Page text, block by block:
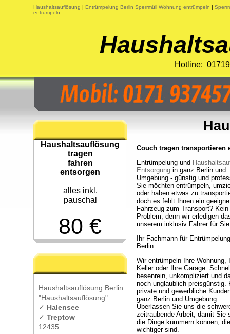
Haushaltsauflösung | Entrümpelung Berlin Sperrmüll Wohnung entrümpeln |
entrümpeln
Hotline:
Haushaltsauflösung
tragen
fahren
entsorgen
alles inkl.
pauschal
80 €
Haushaltsauflösung Berlin
"Haushaltsauflösung"
✓ Halensee
✓ Treptow
12435
Couch tragen transportieren
Entrümpelung und
Entsorgung in ganz Berlin und
Umgebung - günstig und
Sie möchten entrümpeln,
oder haben etwas zu
doch es fehlt Ihnen ein
Fahrzeug zum Transport? Kein
Problem, denn wir erledigen
unserem inklusiv Fahrer für
Ihr Fachmann für
Berlin
Wir entrümpeln Ihre Wohnung,
Keller oder Ihre Garage.
besenrein, unkompliziert und
noch unglaublich preisgünstig.
private und gewerbliche
ganz Berlin und Umgebung.
Überlassen Sie uns die
zeitraubende Arbeit, damit Sie
die Dinge kümmern können, die
wichtiger sind.